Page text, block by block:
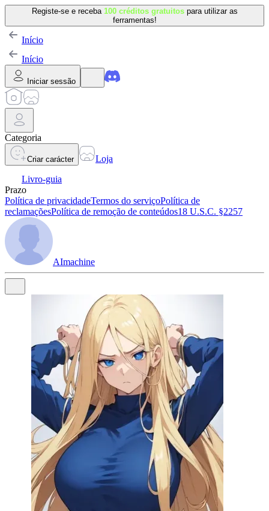
Registe-se e receba 100 créditos gratuitos para utilizar as
ferramentas!
Início
Início
Iniciar sessão
Categoria
Criar carácter
Loja
Livro-guia
Prazo
Política de privacidadeTermos do serviçoPolítica de
reclamaçõesPolítica de remoção de conteúdos18 U.S.C. §2257
AImachine